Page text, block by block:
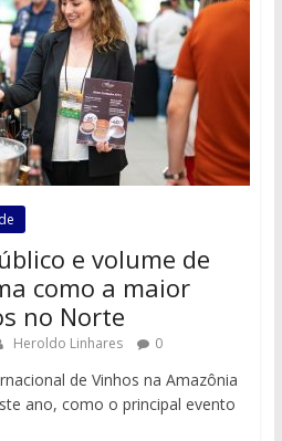
e volume de
como a maior
no Norte
Heroldo Linhares 0
de Vinhos na Amazônia
ano, como o principal evento